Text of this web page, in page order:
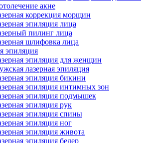
акне
коррекция морщин
эпиляция лица
пилинг лица
шлифовка лица
эпиляция
эпиляция для женщин
лазерная эпиляция
эпиляция бикини
эпиляция интимных зон
эпиляция подмышек
эпиляция рук
эпиляция спины
эпиляция ног
эпиляция живота
эпиляция бедер